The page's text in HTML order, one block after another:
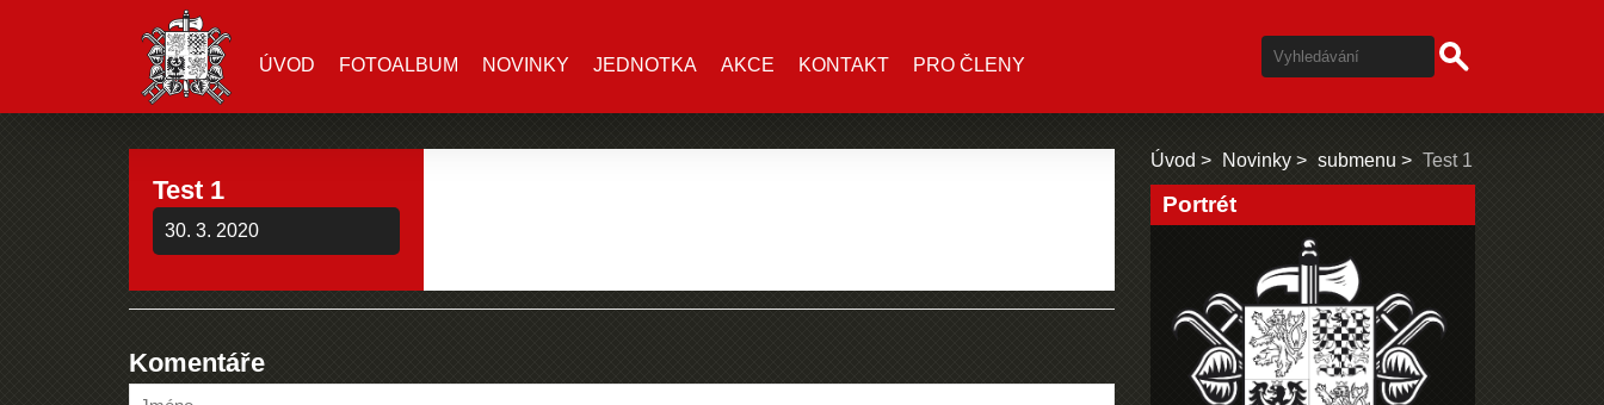
ÚVOD FOTOALBUM NOVINKY JEDNOTKA AKCE KONTAKT PRO ČLENY
Test 1
30. 3. 2020
Komentáře
Úvod Novinky submenu Test 1
Portrét